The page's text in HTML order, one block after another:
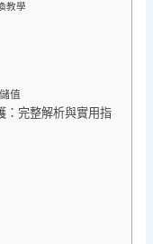
教學
值
：完整解析與實用指